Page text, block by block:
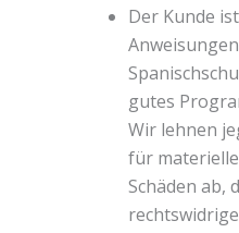
Der Kunde
gutes
Wir lehnen
für
Schäden ab,